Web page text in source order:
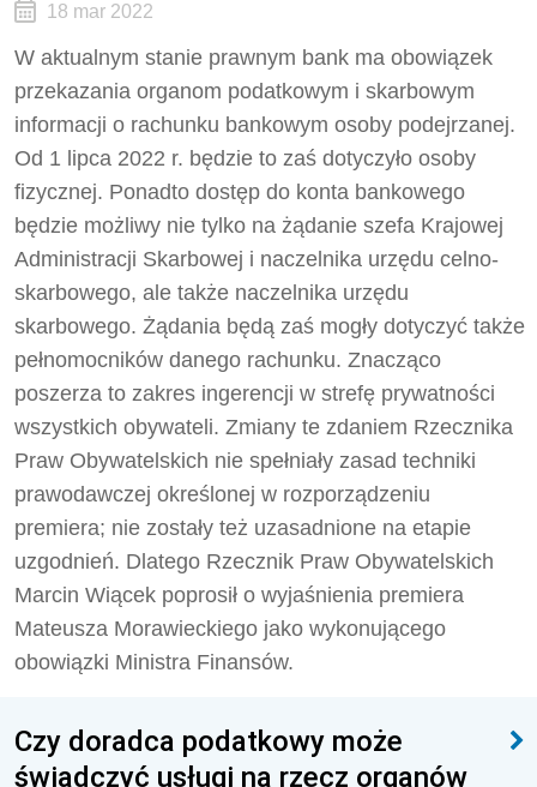
18 mar 2022
W aktualnym stanie prawnym bank ma obowiązek
przekazania organom podatkowym i skarbowym
informacji o rachunku bankowym osoby podejrzanej.
Od 1 lipca 2022 r. będzie to zaś dotyczyło osoby
fizycznej. Ponadto dostęp do konta bankowego
będzie możliwy nie tylko na żądanie szefa Krajowej
Administracji Skarbowej i naczelnika urzędu celno-
skarbowego, ale także naczelnika urzędu
skarbowego. Żądania będą zaś mogły dotyczyć także
pełnomocników danego rachunku. Znacząco
poszerza to zakres ingerencji w strefę prywatności
wszystkich obywateli. Zmiany te zdaniem Rzecznika
Praw Obywatelskich nie spełniały zasad techniki
prawodawczej określonej w rozporządzeniu
premiera; nie zostały też uzasadnione na etapie
uzgodnień. Dlatego Rzecznik Praw Obywatelskich
Marcin Wiącek poprosił o wyjaśnienia premiera
Mateusza Morawieckiego jako wykonującego
obowiązki Ministra Finansów.
Czy doradca podatkowy może
świadczyć usługi na rzecz organów